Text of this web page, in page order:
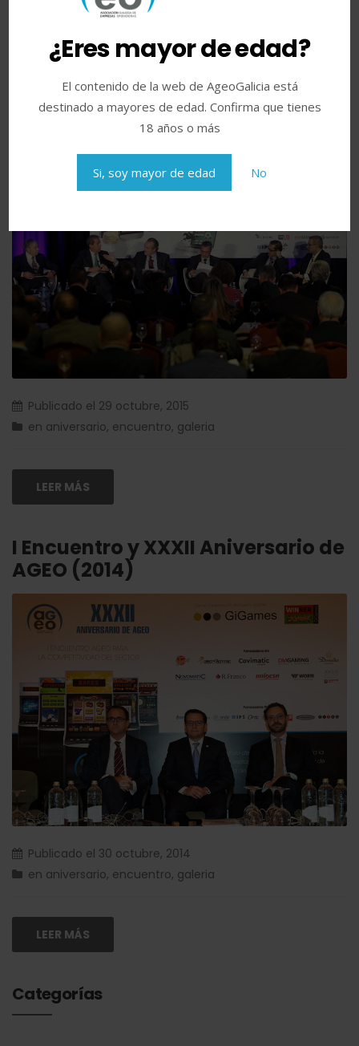
¿Eres mayor de edad?
El contenido de la web de AgeoGalicia está
destinado a mayores de edad. Confirma que tienes
18 años o más
Si, soy mayor de edad No
LEER MÁS
II Encuentro y XXXIII Aniversario
de AGEO (2015)
Publicado el 29 octubre, 2015
en aniversario, encuentro, galeria
LEER MÁS
I Encuentro y XXXII Aniversario de
AGEO (2014)
Publicado el 30 octubre, 2014
en aniversario, encuentro, galeria
LEER MÁS
Categorías